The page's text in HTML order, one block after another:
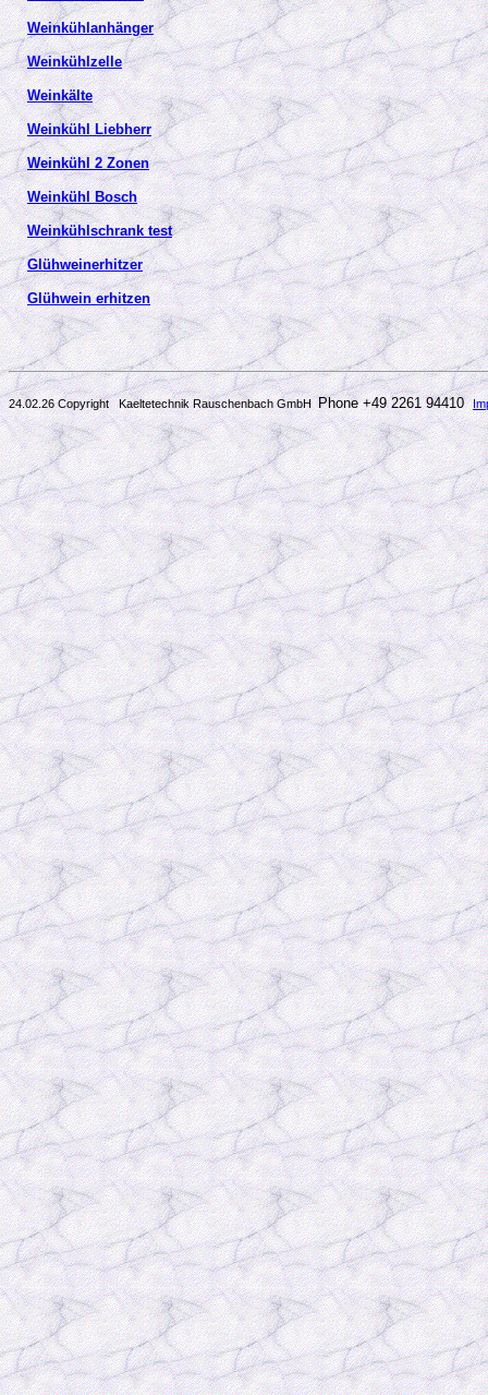
Weinkühlanhänger
Weinkühlzelle
Weinkälte
Weinkühl Liebherr
Weinkühl 2 Zonen
Weinkühl Bosch
Weinkühlschrank test
Glühweinerhitzer
Glühwein erhitzen
24.02.26 Copyright Kaeltetechnik Rauschenbach GmbHPhone +49 2261 94410